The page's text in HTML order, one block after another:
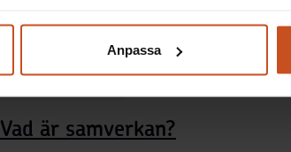
Anpassa
Vad är samverkan?